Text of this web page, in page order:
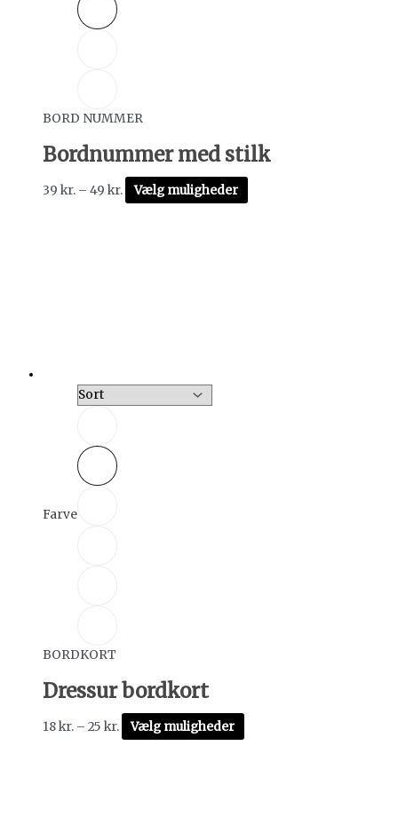
BORD NUMMER
Bordnummer med stilk
39 kr. – 49 kr. Vælg muligheder
Farve
BORDKORT
Dressur bordkort
18kr. – 25 kr. Vælg muligheder